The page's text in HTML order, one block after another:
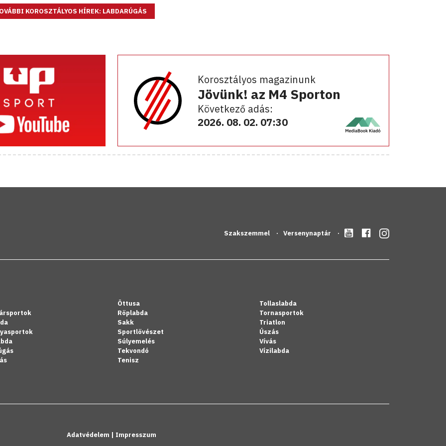
KOROSZTÁLYOS HÍREK: LABDARÚGÁS
Korosztályos magazinunk
Jövünk! az M4 Sporton
Következő adás:
2026. 08. 02. 07:30
Szakszemmel Versenynaptár
Öttusa
Röplabda
Sakk
Sportlövészet
Súlyemelés
Tekvondó
Tenisz
Tollaslabda
Tornasportok
Triatlon
Úszás
Vívás
Vízilabda
Adatvédelem | Impresszum